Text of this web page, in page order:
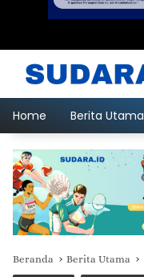
Home Berita Utama
Beranda Berita Utama